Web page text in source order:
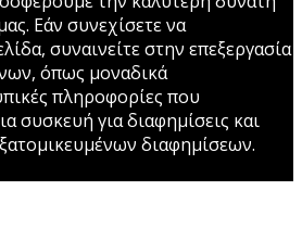
Εάν συνεχίσετε να
συναινείτε στην επεξεργασία
όπως μοναδικά
πληροφορίες που
συσκευή για διαφημίσεις και
διαφημίσεων.